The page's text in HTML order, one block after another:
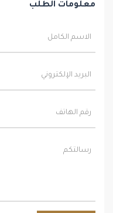
معلومات الطلب